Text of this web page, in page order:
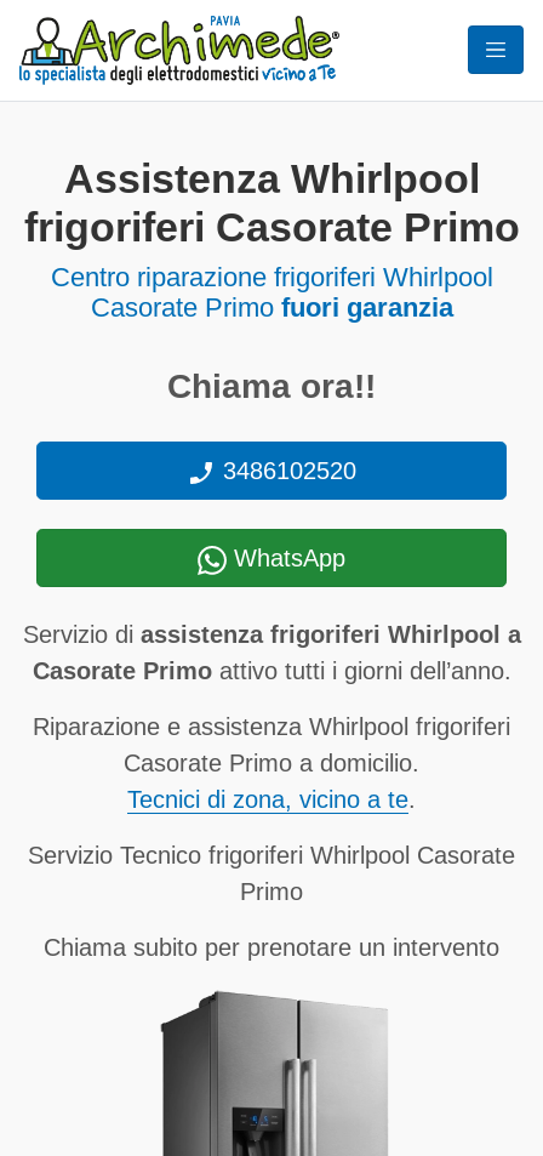
Assistenza Whirlpool
frigoriferi Casorate Primo
Centro riparazione frigoriferi Whirlpool
Casorate Primo fuori garanzia
Chiama ora!!
3486102520
WhatsApp
Servizio di assistenza frigoriferi Whirlpool a
Casorate Primoattivo tutti i giorni dell’anno.
Riparazione e assistenza Whirlpool frigoriferi
Casorate Primo a domicilio.
Tecnici di zona, vicino a te.
Servizio Tecnico frigoriferi Whirlpool Casorate
Primo
Chiama subito per prenotare un intervento